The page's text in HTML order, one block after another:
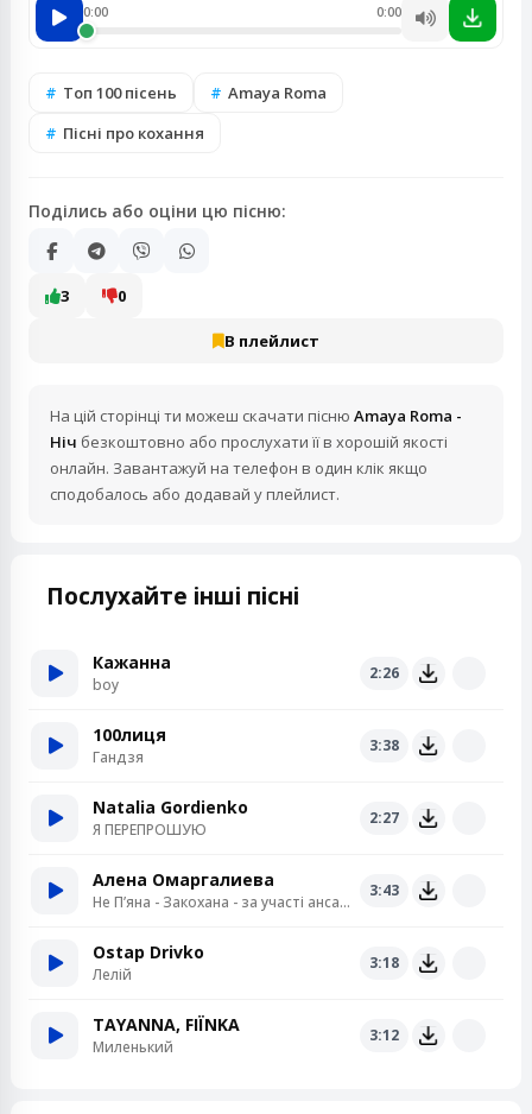
0:00 0:00
Топ 100 пісень
Amaya Roma
Пісні про кохання
Поділись або оціни цю пісню:
3 0
В плейлист
На цій сторінці ти можеш скачати пісню Amaya Roma -
Ніч безкоштовно або прослухати її в хорошій якості
онлайн. Завантажуй на телефон в один клік якщо
сподобалось або додавай у плейлист.
Послухайте інші пісні
Кажанна
boy
2:26
100лиця
Гандзя
3:38
Natalia Gordienko
Я ПЕРЕПРОШУЮ
2:27
Алена Омаргалиева
Не Пʼяна - Закохана - за участі ансамблю «Кралиця»
3:43
Ostap Drivko
Лелій
3:18
TAYANNA, FIЇNKA
Миленький
3:12